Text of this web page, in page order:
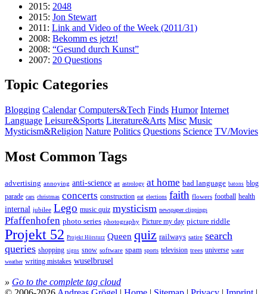
2015: 2048
2015: Jon Stewart
2011: Link and Video of the Week (2011/31)
2008: Bekomm es jetzt!
2008: “Gesund durch Kunst”
2007: 20 Questions
Topic Categories
Blogging Calendar Computers&Tech Finds Humor Internet
Language Leisure&Sports Literature&Arts Misc Music
Mysticism&Religion Nature Politics Questions Science TV/Movies
Most Common Tags
advertising annoying anti-science art astrology at home bad language batons blog
parade cars christmas concerts construction eat elections faith flowers football health
internal jubilee Lego music quiz mysticism newspaper clippings
Pfaffenhofen photo series photography Picture my day picture riddle
Projekt 52 Projekt Hörsturz Queen quiz railways satire search
queries shopping signs snow software spam sports television trees universe water
weather writing mistakes wuselbrusel
» Go to the complete tag cloud